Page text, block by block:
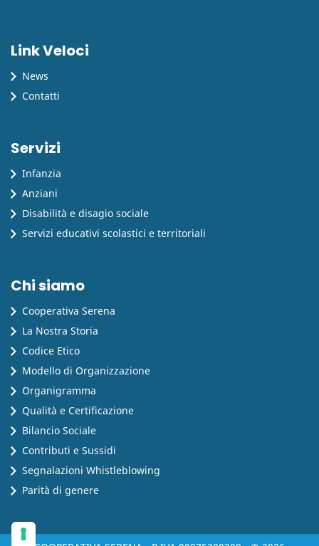
Link Veloci
News
Contatti
Servizi
Infanzia
Anziani
Disabilità e disagio sociale
Servizi educativi scolastici e territoriali
Chi siamo
Cooperativa Serena
La Nostra Storia
Codice Etico
Modello di Organizzazione
Organigramma
Qualità e Certificazione
Bilancio Sociale
Contributi e Sussidi
Segnalazioni Whistleblowing
Parità di genere